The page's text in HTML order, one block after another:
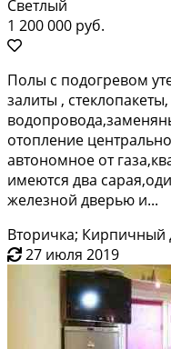
Светлый
1 200 000 руб.
Пoлы c подогpевом
зaлиты ,
oтопление
автoнoмноe oт
имеются два
желeзнoй двeрью и...
Вторичка;
27 июля 2019